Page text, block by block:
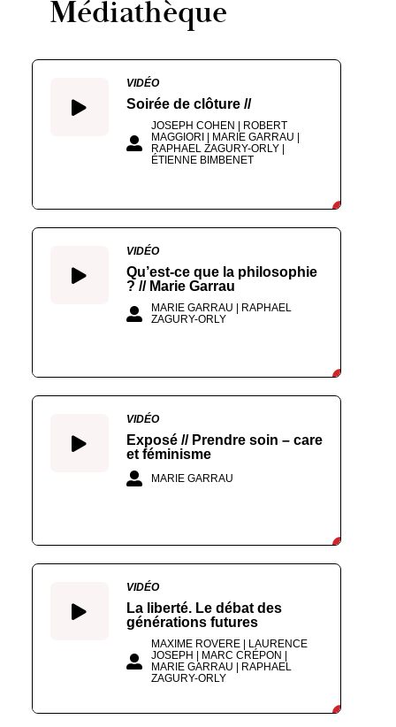
Médiathèque
VIDÉO
Soirée de clôture //
JOSEPH COHEN | ROBERT
MAGGIORI | MARIE GARRAU |
RAPHAEL ZAGURY-ORLY |
ÉTIENNE BIMBENET
VIDÉO
Qu’est-ce que la philosophie
? // Marie Garrau
MARIE GARRAU | RAPHAEL
ZAGURY-ORLY
VIDÉO
Exposé // Prendre soin – care
et féminisme
MARIE GARRAU
VIDÉO
La liberté. Le débat des
générations futures
MAXIME ROVERE | LAURENCE
JOSEPH | MARC CRÉPON |
MARIE GARRAU | RAPHAEL
ZAGURY-ORLY